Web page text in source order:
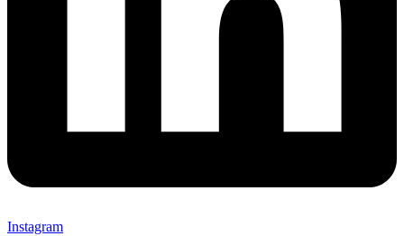
Instagram